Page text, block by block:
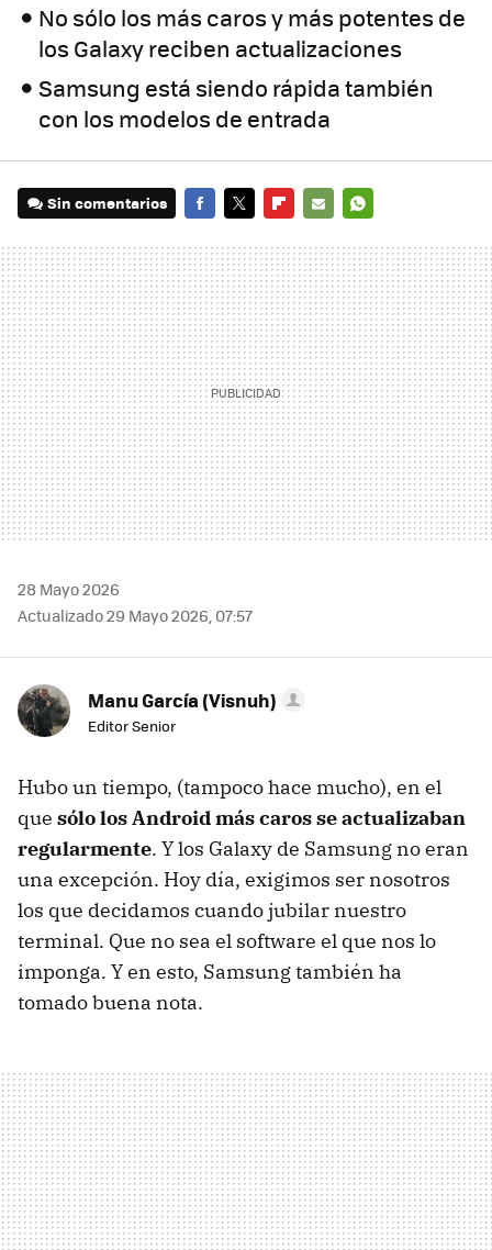
No sólo los más caros y más potentes de
los Galaxy reciben actualizaciones
Samsung está siendo rápida también
con los modelos de entrada
Sin comentarios
MAIL
28 Mayo 2026
Actualizado 29 Mayo 2026, 07:57
Manu García (Visnuh)
Editor Senior
Hubo un tiempo, (tampoco hace mucho), en el
que sólo los Android más caros se actualizaban
regularmente. Y los Galaxy de Samsung no eran
una excepción. Hoy día, exigimos ser nosotros
los que decidamos cuando jubilar nuestro
terminal. Que no sea el software el que nos lo
imponga. Y en esto, Samsung también ha
tomado buena nota.